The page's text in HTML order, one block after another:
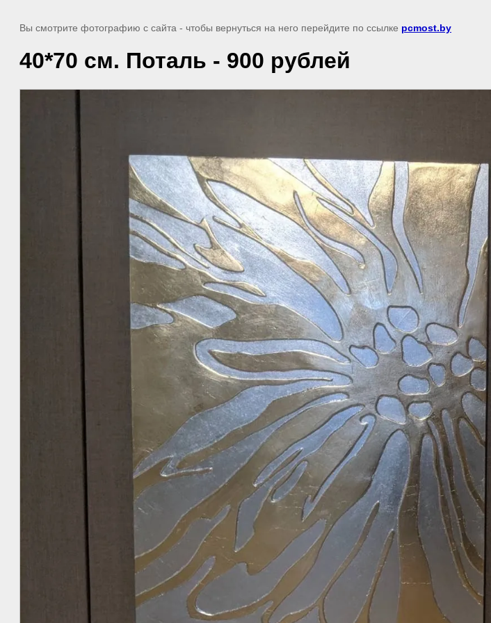
Вы смотрите фотографию с сайта - чтобы вернуться на него перейдите по ссылке pcmost.by
40*70 см. Поталь - 900 рублей